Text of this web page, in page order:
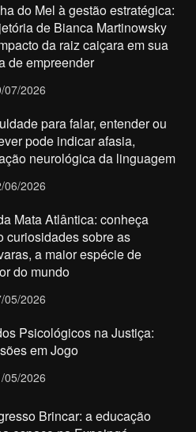
do Mel à gestão estratégica:
de Bianca Martinowsky
da raiz caiçara em sua
de empreender
07/2026
para falar, entender ou
pode indicar afasia,
neurológica da linguagem
06/2026
Mata Atlântica: conheça
curiosidades sobre as
a maior espécie de
do mundo
05/2026
Psicológicos na Justiça:
em Jogo
05/2026
Brincar: a educação